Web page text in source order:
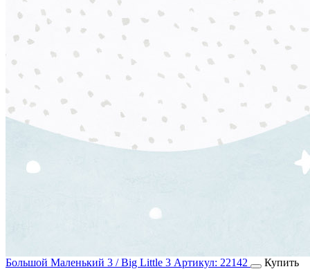
Большой Маленький 3 / Big Little 3 Артикул: 22142
Купить